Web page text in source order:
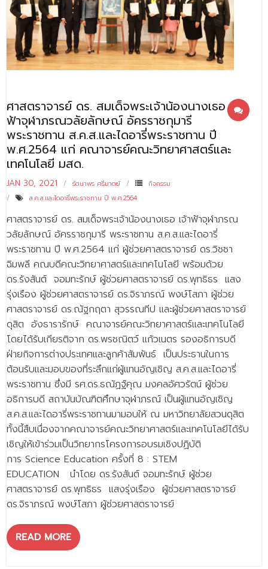
- - บุคลากรวิชาการ
- - บุคลากรสนับสนุน
หลักสูตร
- - วิทยาการคอมพิวเตอร์
- - วิทยาศาสตร์เครื่องสำอาง
- - อาชีวอนามัยและความปลอดภัย
- - วิทยาศาสตร์การแพทย์
- - ความมั่นคงปลอดภัยไซเบอร์
- - อุตสาหกรรมชีวภาพเพื่อธุรกิจ
- ศึกษาศาสตรบัณฑิต
- - วิทยาศาสตร์ทั่วไป
- เทคโนโลยีบัณฑิต
- - เทคโนโลยีสารสนเทศ
ศูนย์บริการ
- ศูนย์เครื่องมือปฏิบัติการวิทยาศาสตร์
- ศูนย์สิ่งแวดล้อม
- ศูนย์ปัญญาประดิษฐ์เพื่อการศึกษา
สหกิจศึกษา
ข่าว
- ข่าวประชาสัมพันธ์
- กิจกรรม
ศาสตราจารย์ ดร. สมเด็จพระเจ้าน้องนางเธอ เจ้า
ฟ้าจุฬาภรณวลัยลักษณ์ อัครราชกุมารี
พระราชทาน ส.ค.ส.และไดอารี่พระราชทาน ปี
พ.ศ.2564 แก่ คณาจารย์คณะวิทยาศาสตร์และ
เทคโนโลยี มสด.
JAN 30, 2021 รัตนาพร ศรีมาตย์
กิจกรรม
ส.ค.ส.และไดอารี่พระราชทาน ปี พ.ศ.2564
ศาสตราจารย์ ดร. สมเด็จพระเจ้าน้องนางเธอ เจ้าฟ้าจุฬาภรณ
วลัยลักษณ์ อัครราชกุมารี พระราชทาน ส.ค.ส.และไดอารี่
พระราชทาน ปี พ.ศ.2564 แก่ ผู้ช่วยศาสตราจารย์ ดร.วิชชา
ฉิมพลี คณบดีคณะวิทยาศาสตร์และเทคโนโลยี พร้อมด้วย
ดร.รังสันต์ จอมทะรักษ์ ผู้ช่วยศาสตราจารย์ ดร.พุทธิธร แสง
รุ่งเรือง ผู้ช่วยศาสตราจารย์ ดร.จิราภรณ์ พงษ์โสภา ผู้ช่วย
ศาสตราจารย์ ดร.ณัฐกฤตา สุวรรณทีป และผู้ช่วยศาสตราจารย์
ดุสิต อังธารารักษ์ คณาจารย์คณะวิทยาศาสตร์และเทคโนโลยี
โดยได้รับเกียรติจาก ดร.พรชณิตว์ แก้วเนตร รองอธิการบดี
ฝ่ายกิจการต่างประเทศและลูกค้าสัมพันธ์ เป็นประธานในการ
ต้อนรับและมอบของที่ระลึกแก่ผู้แทนอัญเชิญ ส.ค.ส.และไดอารี่
พระราชทาน ซึ่งมี รศ.ดร.ธณัฏฐ์คุณ มงคลอัศวรัตน์ ผู้ช่วย
อธิการบดี สถาบันบัณฑิตศึกษาจุฬาภรณ์ เป็นผู้แทนอัญเชิญ
ส.ค.ส.และไดอารี่พระราชทานมามอบให้ ณ มหาวิทยาลัยสวนดุสิต
ทั้งนี้สืบเนื่องจากคณาจารย์คณะวิทยาศาสตร์และเทคโนโลยีได้รับ
เชิญให้เข้าร่วมเป็นวิทยากรโครงการอบรมเชิงปฏิบัติ
การ Science Education ครั้งที่ 8 : STEM
EDUCATION นำโดย ดร.รังสันต์ จอมทะรักษ์ ผู้ช่วย
ศาสตราจารย์ ดร.พุทธิธร แสงรุ่งเรือง ผู้ช่วยศาสตราจารย์
ดร.จิราภรณ์ พงษ์โสภา ผู้ช่วยศาสตราจารย์
READ MORE